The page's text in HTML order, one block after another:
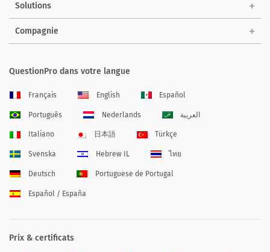
Solutions
Compagnie
QuestionPro dans votre langue
Français English Español
Português Nederlands العربية
Italiano 日本語 Türkçe
Svenska Hebrew IL ไทย
Deutsch Portuguese de Portugal
Español / España
Prix & certificats